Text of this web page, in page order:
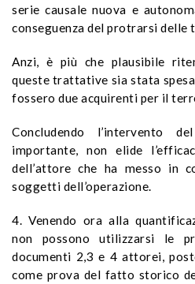
serie causale nuova e
conseguenza del protrarsi delle
Anzi, è più che plausibile
queste trattative sia stata
fossero due acquirenti per il
Concludendo l’intervento
importante, non elide
dell’attore che ha messo
soggetti dell’operazione.
4. Venendo ora alla
non possono utilizzarsi le
documenti 2,3 e 4 attorei,
come prova del fatto storico